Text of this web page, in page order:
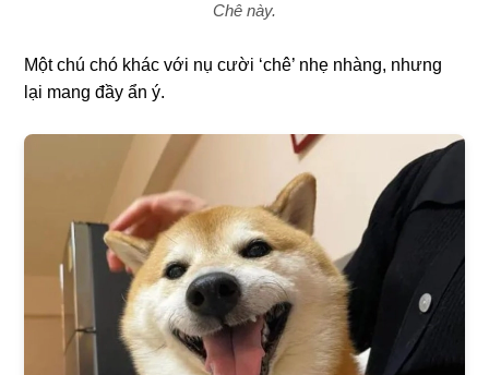
Chê này.
Một chú chó khác với nụ cười ‘chê’ nhẹ nhàng, nhưng
lại mang đầy ẩn ý.